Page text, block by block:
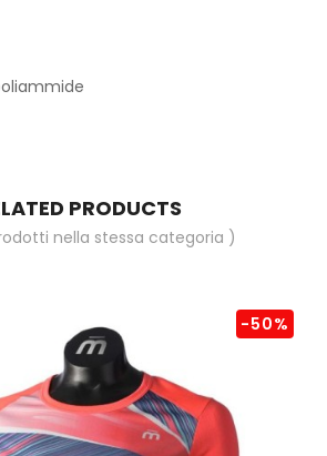
PRODUCTS
nella stessa categoria )
-50%